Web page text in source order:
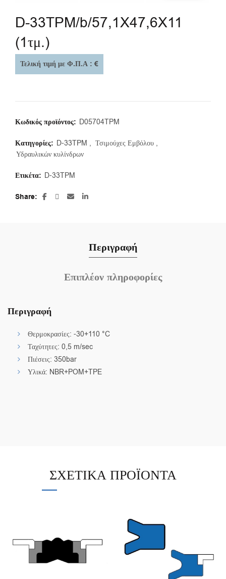
D-33TPM/b/57,1X47,6X11
(1τμ.)
Τελική τιμή με Φ.Π.Α : €
Κωδικός προϊόντος: D05704TPM
Κατηγορίες: D-33TPM , Τσιμούχες Εμβόλου ,
Υδραυλικών κυλίνδρων
Ετικέτα: D-33TPM
Share
Περιγραφή
Επιπλέον πληροφορίες
Περιγραφή
Θερμοκρασίες: -30+110 °C
Ταχύτητες: 0,5 m/sec
Πιέσεις: 350bar
Υλικά: NBR+POM+TPE
ΣΧΕΤΙΚΆ ΠΡΟΪΌΝΤΑ